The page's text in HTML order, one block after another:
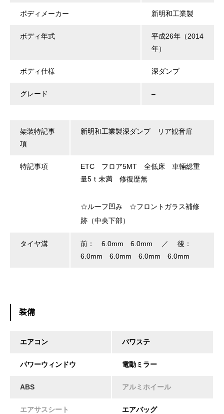
ボディメーカー 新明和工業製
ボディ年式
平成26年（2014
年）
ボディ仕様 深ダンプ
グレード –
架装特記事
項
新明和工業製深ダンプ リア観音扉
特記事項
ETC フロア5MT 全低床 車輛総重
量5ｔ未満 修復歴無
☆ルーフ凹み ☆フロントガラス補修
跡（中央下部）
タイヤ溝
前： 6.0mm 6.0mm ／ 後：
6.0mm 6.0mm 6.0mm 6.0mm
装備
エアコン パワステ
パワーウィンドウ 電動ミラー
ABS アルミホイール
エアサスシート エアバッグ